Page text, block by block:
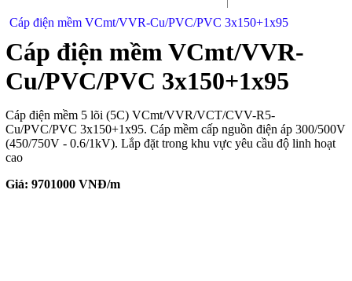
Cáp điện mềm VCmt/VVR-Cu/PVC/PVC 3x150+1x95
Cáp điện mềm VCmt/VVR-
Cu/PVC/PVC 3x150+1x95
Cáp điện mềm 5 lõi (5C) VCmt/VVR/VCT/CVV-R5-
Cu/PVC/PVC 3x150+1x95. Cáp mềm cấp nguồn điện áp 300/500V
(450/750V - 0.6/1kV). Lắp đặt trong khu vực yêu cầu độ linh hoạt
cao
Giá: 9701000VNĐ/m